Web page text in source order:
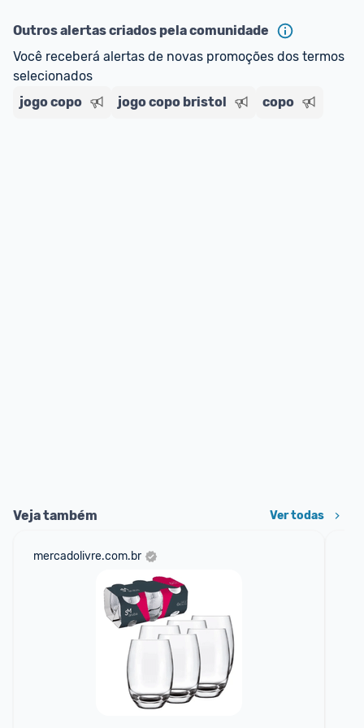
E lembre-se: você sempre pode contar ajuda da
comunidade para tirar dúvidas ou acionar os
nossos Admins marcando
comentário ou através do Fale com o Promobit.
Outros alertas criados pela comunidade
Você receberá alertas de novas promoções dos termos
selecionados
jogo copo
jogo copo bristol copo
Veja também Ver todas
mercadolivre.com.br